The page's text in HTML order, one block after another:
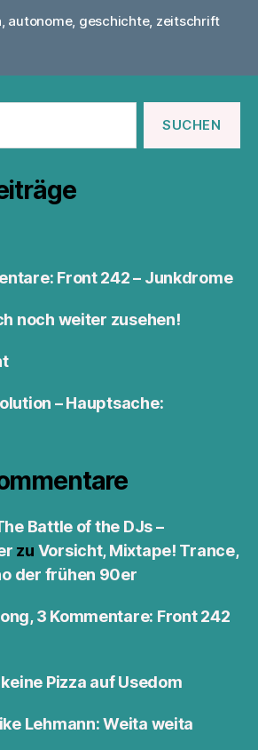
autonome, geschichte, zeitschrift
Front 242 – Junkdrome
noch weiter zusehen!
– Hauptsache:
Battle of the DJs –
zu Vorsicht, Mixtape! Trance,
der frühen 90er
3 Kommentare: Front 242
Pizza auf Usedom
Lehmann: Weita weita